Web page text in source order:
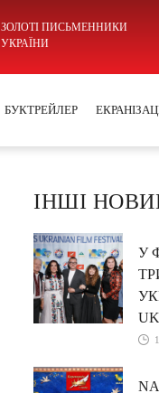
ЗОЛОТІ ПИСЬМЕННИКИ
УКРАЇНИ
БУКТРЕЙЛЕР
ІНШІ
У